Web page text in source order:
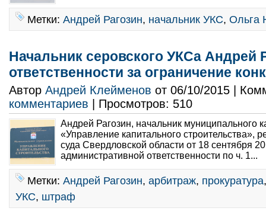
Метки: Андрей Рагозин, начальник УКС, Ольга
Начальник серовского УКСа Андрей
ответственности за ограничение
Автор Андрей Клейменов от 06/10/2015 |
комментариев | Просмотров: 510
Андрей Рагозин, начальник муниципального
«Управление капитального строительства»,
суда Свердловской области от 18 сентября
административной ответственности по ч. 1...
Метки: Андрей Рагозин, арбитраж, прокуратура
УКС, штраф